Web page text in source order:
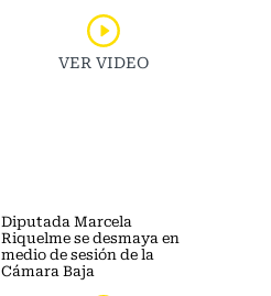
VER VIDEO
Diputada Marcela
Riquelme se desmaya en
medio de sesión de la
Cámara Baja